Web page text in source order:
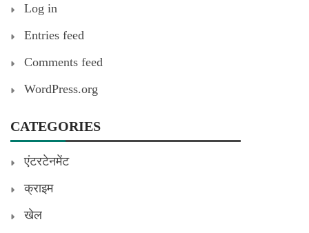
Log in
Entries feed
Comments feed
WordPress.org
CATEGORIES
एंटरटेनमेंट
क्राइम
खेल